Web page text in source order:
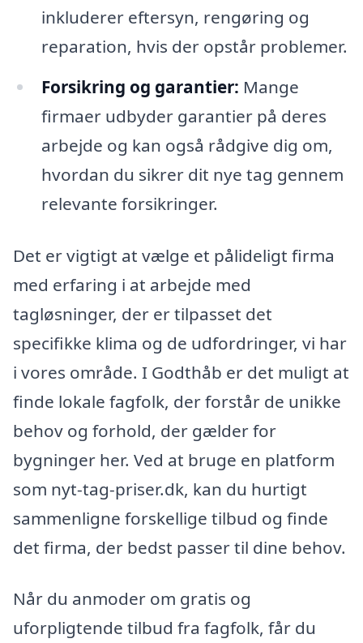
inkluderer eftersyn, rengøring og
reparation, hvis der opstår problemer.
Forsikring og garantier: Mange
firmaer udbyder garantier på deres
arbejde og kan også rådgive dig om,
hvordan du sikrer dit nye tag gennem
relevante forsikringer.
Det er vigtigt at vælge et pålideligt firma
med erfaring i at arbejde med
tagløsninger, der er tilpasset det
specifikke klima og de udfordringer, vi har
i vores område. I Godthåb er det muligt at
finde lokale fagfolk, der forstår de unikke
behov og forhold, der gælder for
bygninger her. Ved at bruge en platform
som nyt-tag-priser.dk, kan du hurtigt
sammenligne forskellige tilbud og finde
det firma, der bedst passer til dine behov.
Når du anmoder om gratis og
uforpligtende tilbud fra fagfolk, får du